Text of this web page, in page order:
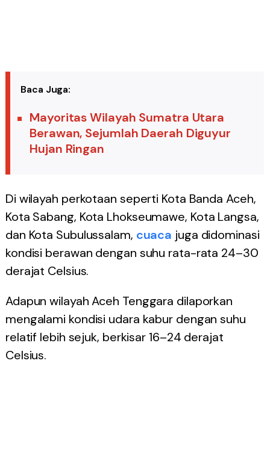
Baca Juga:
Mayoritas Wilayah Sumatra Utara
Berawan, Sejumlah Daerah Diguyur
Hujan Ringan
Di wilayah perkotaan seperti Kota Banda Aceh,
Kota Sabang, Kota Lhokseumawe, Kota Langsa,
dan Kota Subulussalam, cuaca juga didominasi
kondisi berawan dengan suhu rata-rata 24–30
derajat Celsius.
Adapun wilayah Aceh Tenggara dilaporkan
mengalami kondisi udara kabur dengan suhu
relatif lebih sejuk, berkisar 16–24 derajat
Celsius.